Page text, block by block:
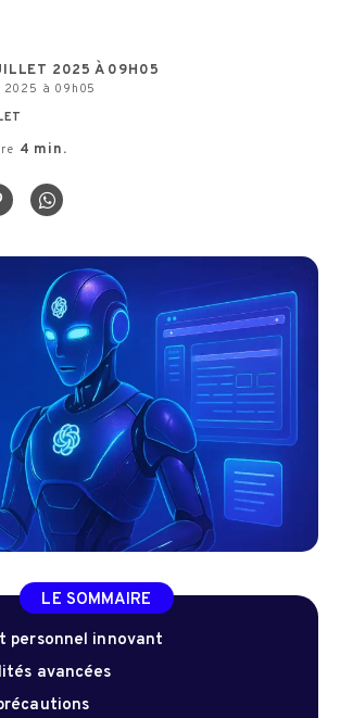
2025 À 09H05
à 09h05
4 min.
LE SOMMAIRE
personnel innovant
avancées